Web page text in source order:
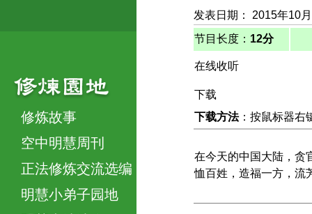
修炼故事
空中明慧周刊
正法修炼交流选编
明慧小弟子园地
发表日期： 2015年10
节目长度： 12分
在线收听
下载
下载方法：按鼠标器右
在今天的中国大陆，贪
恤百姓，造福一方，流